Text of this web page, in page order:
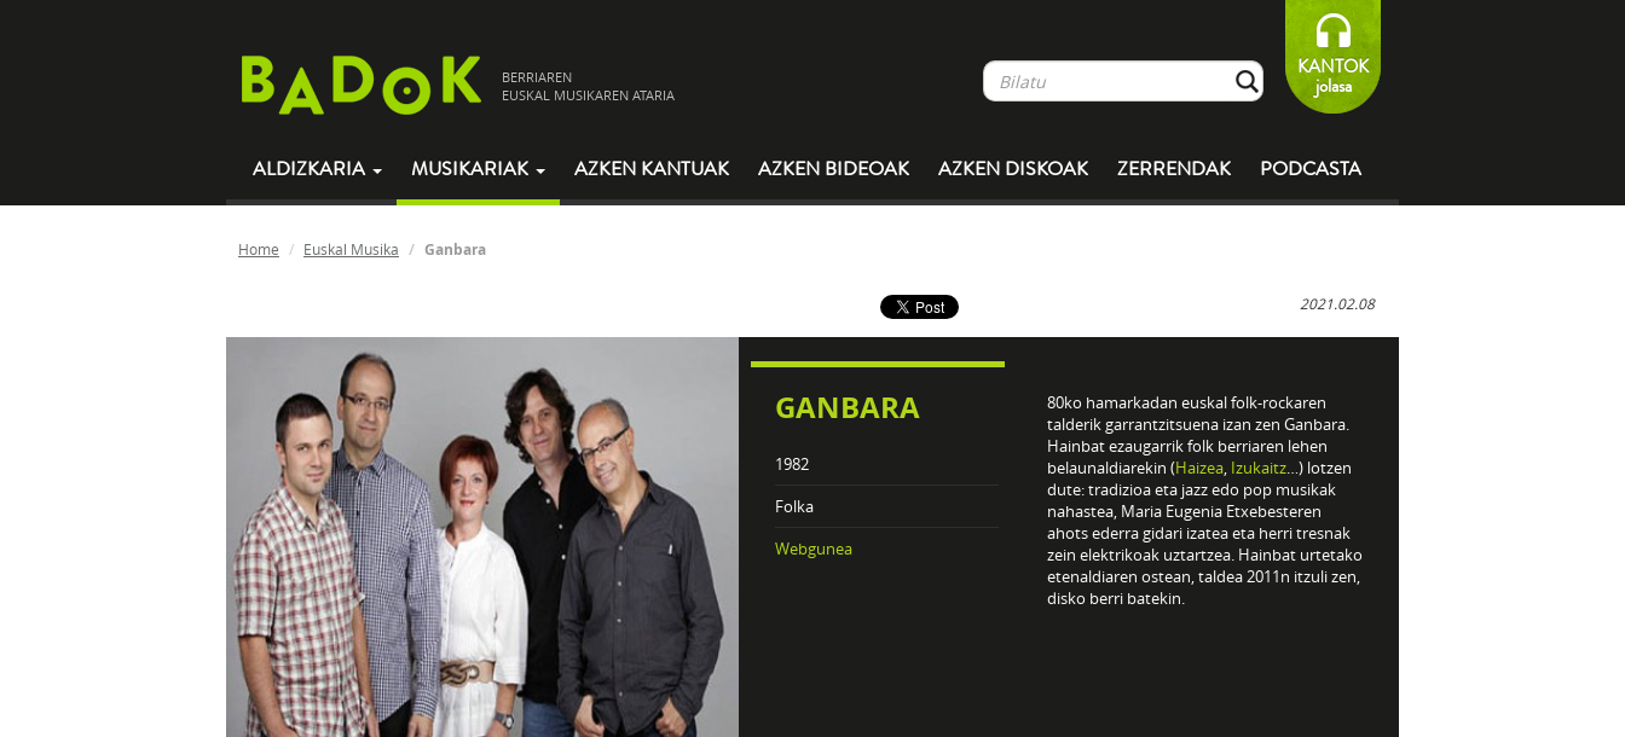
BERRIAREN
EUSKAL MUSIKAREN ATARIA
KANTOK
jolasa
ALDIZKARIA MUSIKARIAK AZKEN KANTUAK AZKEN BIDEOAK AZKEN DISKOAK ZERRENDAK PODCASTA
Home Euskal Musika Ganbara
2021.02.08
GANBARA
1982
Folka
Webgunea
80ko hamarkadan euskal folk-rockaren
talderik garrantzitsuena izan zen Ganbara.
Hainbat ezaugarrik folk berriaren lehen
belaunaldiarekin (Haizea, Izukaitz…) lotzen
dute: tradizioa eta jazz edo pop musikak
nahastea, Maria Eugenia Etxebesteren
ahots ederra gidari izatea eta herri tresnak
zein elektrikoak uztartzea. Hainbat urtetako
etenaldiaren ostean, taldea 2011n itzuli zen,
disko berri batekin.